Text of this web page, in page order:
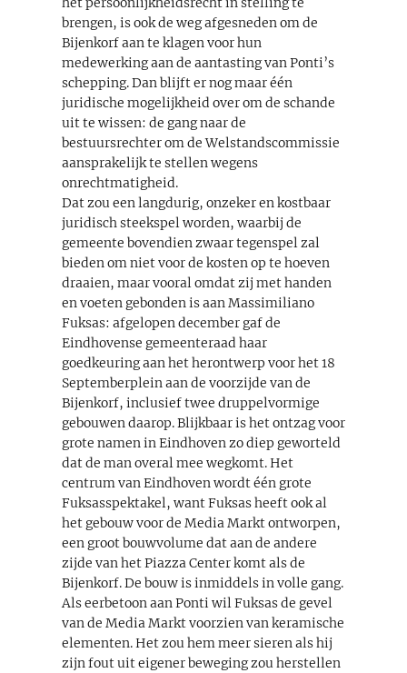
brengen, is ook de weg afgesneden om de
Bijenkorf aan te klagen voor hun
medewerking aan de aantasting van Ponti’s
schepping. Dan blijft er nog maar één
juridische mogelijkheid over om de schande
uit te wissen: de gang naar de
bestuursrechter om de Welstandscommissie
aansprakelijk te stellen wegens
onrechtmatigheid.
Dat zou een langdurig, onzeker en kostbaar
juridisch steekspel worden, waarbij de
gemeente bovendien zwaar tegenspel zal
bieden om niet voor de kosten op te hoeven
draaien, maar vooral omdat zij met handen
en voeten gebonden is aan Massimiliano
Fuksas: afgelopen december gaf de
Eindhovense gemeenteraad haar
goedkeuring aan het herontwerp voor het 18
Septemberplein aan de voorzijde van de
Bijenkorf, inclusief twee druppelvormige
gebouwen daarop. Blijkbaar is het ontzag voor
grote namen in Eindhoven zo diep geworteld
dat de man overal mee wegkomt. Het
centrum van Eindhoven wordt één grote
Fuksasspektakel, want Fuksas heeft ook al
het gebouw voor de Media Markt ontworpen,
een groot bouwvolume dat aan de andere
zijde van het Piazza Center komt als de
Bijenkorf. De bouw is inmiddels in volle gang.
Als eerbetoon aan Ponti wil Fuksas de gevel
van de Media Markt voorzien van keramische
elementen. Het zou hem meer sieren als hij
zijn fout uit eigener beweging zou herstellen